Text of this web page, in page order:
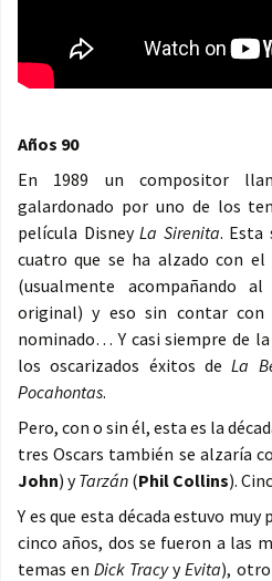
Años 90
En 1989 un compositor
galardonado por uno de los
película DisneyLa Sirenita. Esta
cuatro que se ha alzado con
(usualmente acompañando
original) y eso sin contar con
nominado… Y casi siempre de
los oscarizados éxitos deLa
Pocahontas.
Pero, con o sin él, esta es la
tres Oscars también se alzaría
John) yTarzán (Phil Collins).
Y es que esta década estuvo
cinco años, dos se fueron a las
temas enDick TracyyEvita),